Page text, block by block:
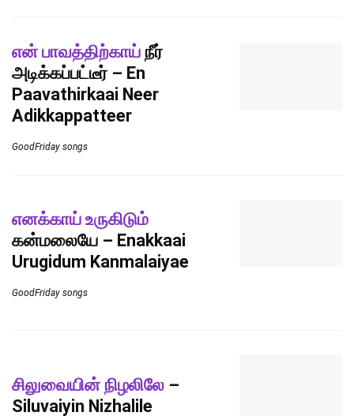
என் பாவத்திற்காய் நீர்
அடிக்கப்பட்டீர் – En
Paavathirkaai Neer
Adikkappatteer
GoodFriday songs
எனக்காய் உருகிடும்
கன்மலையே – Enakkaai
Urugidum Kanmalaiyae
GoodFriday songs
சிலுவையின் நிழலிலே –
Siluvaiyin Nizhalile